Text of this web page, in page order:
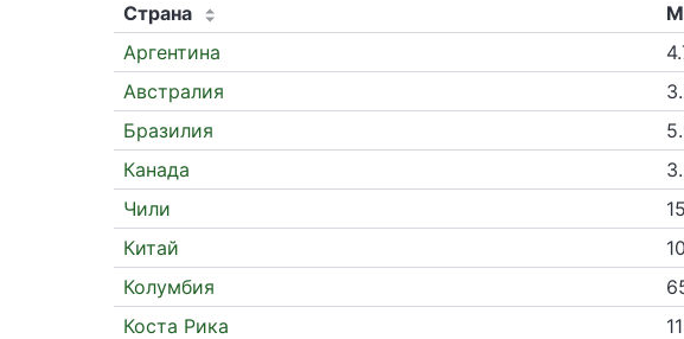
Страна
Аргентина
Австралия
Бразилия
Канада
Чили
Китай
Колумбия
Коста Рика